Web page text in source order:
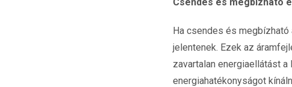
Ha csendes és
jelentenek. Ezek az
zavartalan energiaellátást
energiahatékonyságot